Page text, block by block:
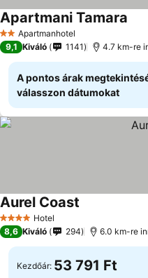
2 Kategória
Apartmanhotel
Apartmani Tamara
9,1 Kiváló 1141 4.7 km-re
A pontos árak
válasszon dátumokat
4 KategóriaHotel
Aurel Coast
8,6 Kiváló 294 6.0 km-re
Kezdőár: 53 791 Ft